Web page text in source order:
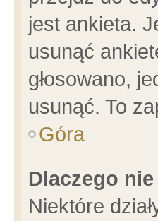
jest ankieta.
usunąć
głosowano,
usunąć. To
Góra
Dlaczego
Niektóre